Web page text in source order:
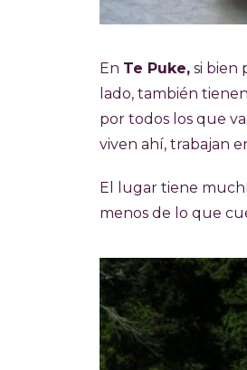
En Te Puke, si bien
lado, también
por todos los que
viven ahí, trabajan
El lugar tiene
menos de lo que